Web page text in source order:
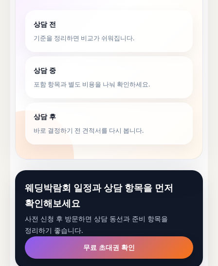
상담 전
기준을 정리하면 비교가 쉬워집니다.
상담 중
포함 항목과 별도 비용을 나눠 확인하세요.
상담 후
바로 결정하기 전 견적서를 다시 봅니다.
웨딩박람회 일정과 상담 항목을 먼저
확인해보세요
사전 신청 후 방문하면 상담 동선과 준비 항목을
정리하기 좋습니다.
무료 초대권 확인